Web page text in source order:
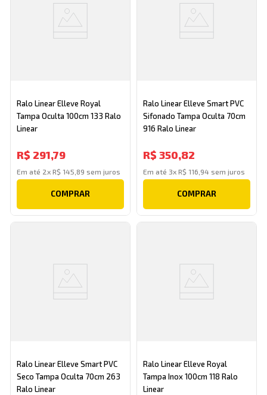
Ralo Linear Elleve Royal
Tampa Oculta 100cm 133 Ralo
Linear
R$ 291,79
Em até 2xR$ 145 89 sem juros
COMPRAR
Ralo Linear Elleve Smart PVC
Sifonado Tampa Oculta 70cm
916 Ralo Linear
R$ 350,82
Em até 3x R$ 116 94 sem juros
COMPRAR
Ralo Linear Elleve Smart PVC
Seco Tampa Oculta 70cm 263
Ralo Linear
Ralo Linear Elleve Royal
Tampa Inox 100cm 118 Ralo
Linear